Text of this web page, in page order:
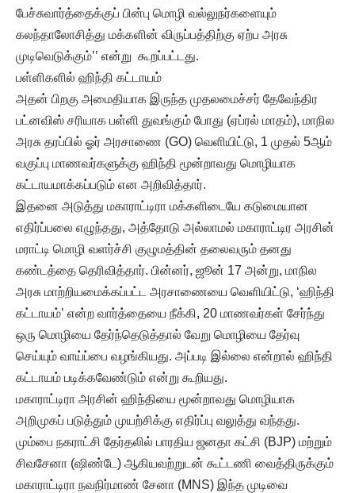
பேச்சுவார்த்தைக்குப் பின்பு மொழி வல்லுநர்களையும்
கலந்தாலோசித்து மக்களின் விருப்பத்திற்கு ஏற்ப அரசு
முடிவெடுக்கும்’’ என்று கூறப்பட்டது.
பள்ளிகளில் ஹிந்தி கட்டாயம்
அதன் பிறகு அமைதியாக இருந்த முதலமைச்சர் தேவேந்திர
பட்னவிஸ் சரியாக பள்ளி துவங்கும் போது (ஏப்ரல் மாதம்), மாநில
அரசு தரப்பில் ஓர் அரசாணை (GO) வெளியிட்டு, 1 முதல் 5ஆம்
வகுப்பு மாணவர்களுக்கு ஹிந்தி மூன்றாவது மொழியாக
கட்டாயமாக்கப்படும் என அறிவித்தார்.
இதனை அடுத்து மகாராட்டிரா மக்களிடையே கடுமையான
எதிர்ப்பலை எழுந்தது, அத்தோடு அல்லாமல் மகாராட்டிர அரசின்
மராட்டி மொழி வளர்ச்சி குழுமத்தின் தலைவரும் தனது
கண்டத்தை தெரிவித்தார். பின்னர், ஜூன் 17 அன்று, மாநில
அரசு மாற்றியமைக்கப்பட்ட அரசாணையை வெளியிட்டு, ‘ஹிந்தி
கட்டாயம்’ என்ற வார்த்தையை நீக்கி, 20 மாணவர்கள் சேர்ந்து
ஒரு மொழியை தேர்ந்தெடுத்தால் வேறு மொழியை தேர்வு
செய்யும் வாய்ப்பை வழங்கியது. அப்படி இல்லை என்றால் ஹிந்தி
கட்டாயம் படிக்கவேண்டும் என்று கூறியது.
மகாராட்டிரா அரசின் ஹிந்தியை மூன்றாவது மொழியாக
அறிமுகப் படுத்தும் முயற்சிக்கு எதிர்ப்பு வலுத்து வந்தது.
மும்பை நகராட்சி தேர்தலில் பாரதிய ஜனதா கட்சி (BJP) மற்றும்
சிவசேனா (ஷிண்டே) ஆகியவற்றுடன் கூட்டணி வைத்திருக்கும்
மகாராட்டிரா நவநிர்மாண் சேனா (MNS) இந்த முடிவை